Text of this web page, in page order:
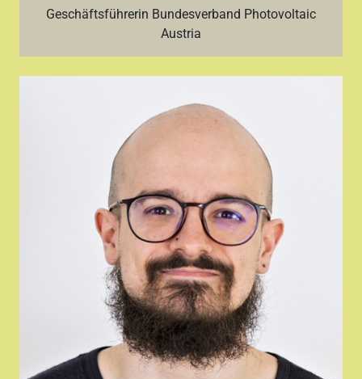
Geschäftsführerin Bundesverband Photovoltaic
Austria